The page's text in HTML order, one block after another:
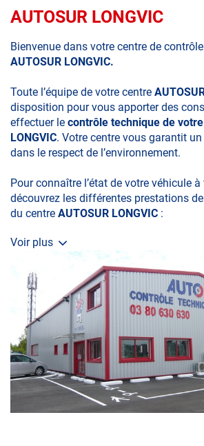
AUTOSUR LONGVIC
Bienvenue dans votre centre de
AUTOSUR LONGVIC.
Toute l’équipe de votre centre
disposition pour vous apporter des
effectuer le contrôle technique de
LONGVIC. Votre centre vous garantit
dans le respect de l’environnement.
Pour connaître l’état de votre véhicule
découvrez les différentes prestations
du centre AUTOSUR LONGVIC :
• le contrôle technique obligatoire
• la contre-visite
• le contrôle pollution
• le contrôle des véhicules hybrides ou
• le contrôle technique des véhicules
• le contrôle de la Catégorie L (moto,
roues, quad, voiturette, voiture sans
Voir plus